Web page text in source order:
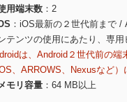
用端末数
2
iOS最新の２世代前まで /
テンツの使用にあたり、専
は、Android２世代前の端
、ARROWS、Nexusなど
モリ容量
64 MB以上